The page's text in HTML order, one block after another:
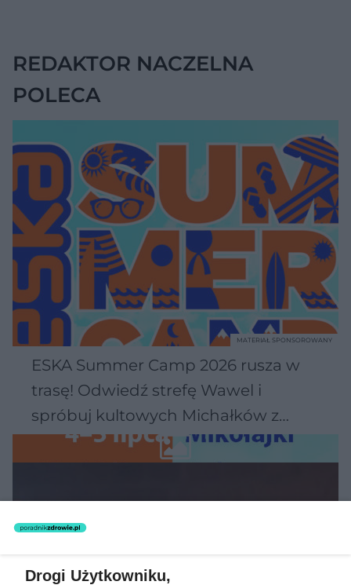
REDAKTOR NACZELNA
POLECA
ESKA Summer Camp 2026 rusza w
trasę! Odwiedź strefę Wawel i
spróbuj kultowych Michałków z
Wawelu
MATERIAŁ SPONSOROWANY
Drogi Użytkowniku,